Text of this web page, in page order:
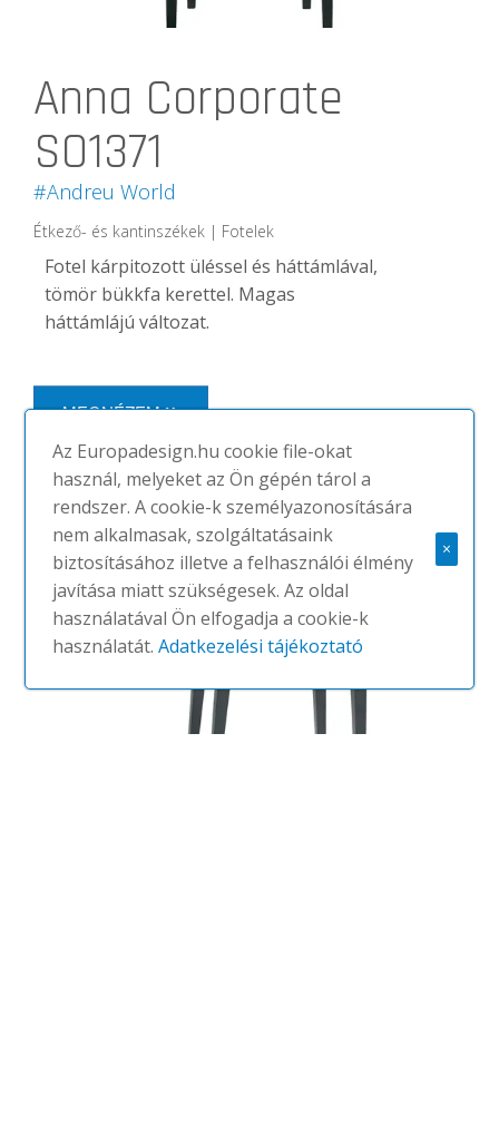
Anna Corporate
SO1371
#Andreu World
Étkező- és kantinszékek | Fotelek
Fotel kárpitozott üléssel és háttámlával,
tömör bükkfa kerettel. Magas
háttámlájú változat.
MEGNÉZEM
Az Europadesign.hu cookie file-okat
használ, melyeket az Ön gépén tárol a
rendszer. A cookie-k személyazonosítására
nem alkalmasak, szolgáltatásaink
biztosításához illetve a felhasználói élmény
javítása miatt szükségesek. Az oldal
használatával Ön elfogadja a cookie-k
használatát.Adatkezelési tájékoztató
×